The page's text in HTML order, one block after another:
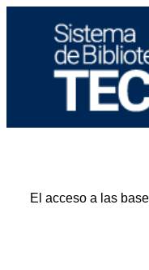
El acceso a las